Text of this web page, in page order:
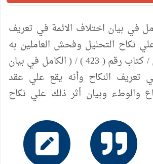
في بيان اختلاف الائمة في تعريف
نكاح التحليل وفحش العاملين به
pdf سلسلة الكامل / كتاب رقم ( 423 ) / ( الكامل في بيان
تعريف النكاح وأنه يقع علي عقد
والوطء وبيان أثر ذلك علي نكاح